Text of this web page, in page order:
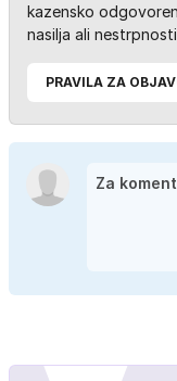
kazensko
nasilja ali
PRAVILA ZA